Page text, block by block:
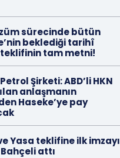
sürecinde bütün
beklediği tarihî
tam metni!
Şirketi: ABD’li HKN
anlaşmanın
Haseke’ye pay
Yasa teklifine ilk imzayı
attı